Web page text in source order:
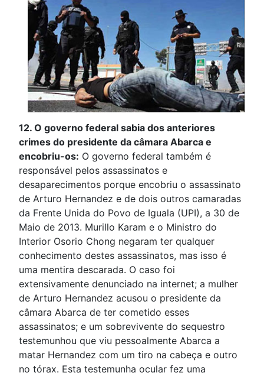
12. O governo federal sabia dos anteriores
crimes do presidente da câmara Abarca e
encobriu-os: O governo federal também é
responsável pelos assassinatos e
desaparecimentos porque encobriu o assassinato
de Arturo Hernandez e de dois outros camaradas
da Frente Unida do Povo de Iguala (UPI), a 30 de
Maio de 2013. Murillo Karam e o Ministro do
Interior Osorio Chong negaram ter qualquer
conhecimento destes assassinatos, mas isso é
uma mentira descarada. O caso foi
extensivamente denunciado na internet; a mulher
de Arturo Hernandez acusou o presidente da
câmara Abarca de ter cometido esses
assassinatos; e um sobrevivente do sequestro
testemunhou que viu pessoalmente Abarca a
matar Hernandez com um tiro na cabeça e outro
no tórax. Esta testemunha ocular fez uma